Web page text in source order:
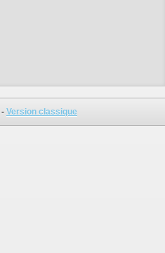
- Version classique